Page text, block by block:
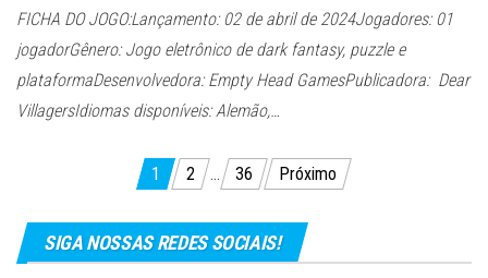
FICHA DO JOGO:Lançamento: 02 de abril de 2024Jogadores: 01
jogadorGênero: Jogo eletrônico de dark fantasy, puzzle e
plataformaDesenvolvedora: Empty Head GamesPublicadora: Dear
VillagersIdiomas disponíveis: Alemão,…
Paginação
de
posts
1 2 … 36 Próximo
SIGA NOSSAS REDES SOCIAIS!